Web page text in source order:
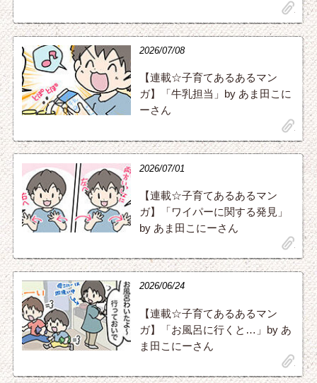
clip
2026/07/08
【連載☆子育てあるあるマン
ガ】「牛乳担当」by あま田こに
ーさん
clip
2026/07/01
【連載☆子育てあるあるマン
ガ】「ワイパーに関する発見」
by あま田こにーさん
clip
2026/06/24
【連載☆子育てあるあるマン
ガ】「お風呂に行くと…」by あ
ま田こにーさん
clip